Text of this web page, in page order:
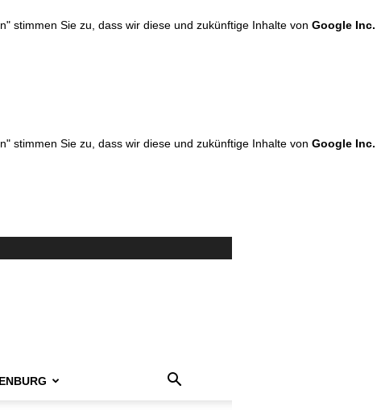
stimmen Sie zu, dass wir diese und zukünftige Inhalte von Google Inc.
stimmen Sie zu, dass wir diese und zukünftige Inhalte von Google Inc.